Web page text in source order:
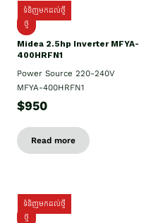
ទំនិញមកដល់ថ្មី
ថ្មី
Midea 2.5hp Inverter MFYA-
400HRFN1
Power Source 220-240V
MFYA-400HRFN1
$950
Read more
ទំនិញមកដល់ថ្មី
ថ្មី